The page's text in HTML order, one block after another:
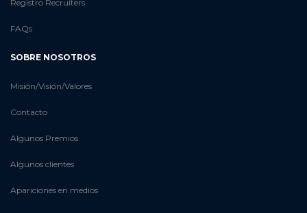
Registro Recruiters
FAQs
SOBRE NOSOTROS
Misión/Visión/Valores
Contacto
Algunos Premios
Algunos clientes
Apariciones en medios